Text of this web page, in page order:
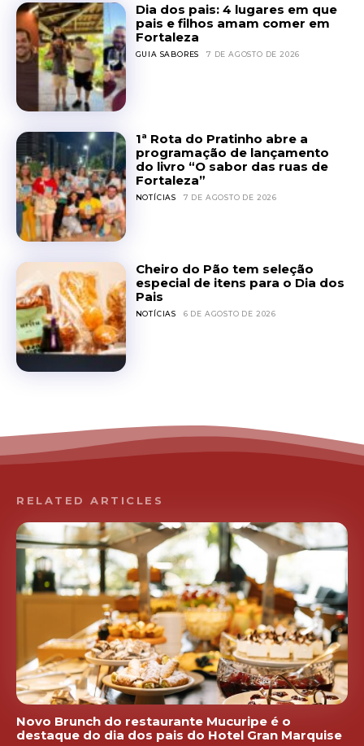
Dia dos pais: 4 lugares em que
pais e filhos amam comer em
Fortaleza
GUIA SABORES 7 DE AGOSTO DE 2026
1ª Rota do Pratinho abre a
programação de lançamento
do livro “O sabor das ruas de
Fortaleza”
NOTÍCIAS 7 DE AGOSTO DE 2026
Cheiro do Pão tem seleção
especial de itens para o Dia dos
Pais
NOTÍCIAS 6 DE AGOSTO DE 2026
RELATED ARTICLES
Novo Brunch do restaurante Mucuripe é o
destaque do dia dos pais do Hotel Gran Marquise